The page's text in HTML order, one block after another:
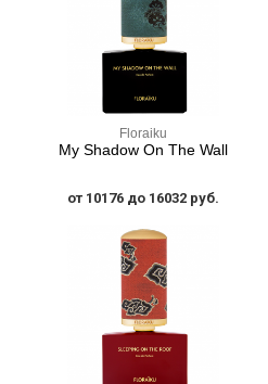
Floraiku
My Shadow On The Wall
от 10176 до 16032 руб.